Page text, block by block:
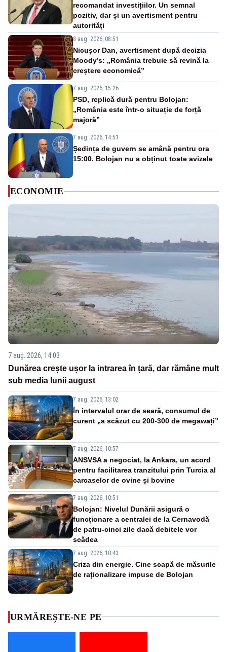
recomandat investițiilor. Un semnal
pozitiv, dar și un avertisment pentru
autorități
8 aug. 2026, 08:51
Nicușor Dan, avertisment după decizia
Moody’s: „România trebuie să revină la
creștere economică”
7 aug. 2026, 15:26
PSD, replică dură pentru Bolojan:
„România este într-o situație de forță
majoră”
7 aug. 2026, 14:51
Ședința de guvern se amână pentru ora
15:00. Bolojan nu a obținut toate avizele
ECONOMIE
7 aug. 2026, 14:03
Dunărea crește ușor la intrarea în țară, dar rămâne mult
sub media lunii august
7 aug. 2026, 13:02
În intervalul orar de seară, consumul de
curent „a scăzut cu 200-300 de megawați”
7 aug. 2026, 10:57
ANSVSA a negociat, la Ankara, un acord
pentru facilitarea tranzitului prin Turcia al
carcaselor de ovine și bovine
7 aug. 2026, 10:51
Bolojan: Nivelul Dunării asigură o
funcționare a centralei de la Cernavodă
de patru-cinci zile dacă debitele vor
scădea
7 aug. 2026, 10:43
Criza din energie. Cine scapă de măsurile
de raționalizare impuse de Bolojan
URMĂREȘTE-NE PE